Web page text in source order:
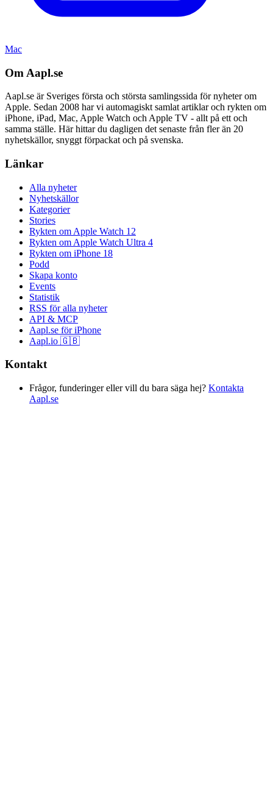
Mac
Om Aapl.se
Aapl.se är Sveriges första och största samlingssida för nyheter om
Apple. Sedan 2008 har vi automagiskt samlat artiklar och rykten om
iPhone, iPad, Mac, Apple Watch och Apple TV - allt på ett och
samma ställe. Här hittar du dagligen det senaste från fler än 20
nyhetskällor, snyggt förpackat och på svenska.
Länkar
Alla nyheter
Nyhetskällor
Kategorier
Stories
Rykten om Apple Watch 12
Rykten om Apple Watch Ultra 4
Rykten om iPhone 18
Podd
Skapa konto
Events
Statistik
RSS för alla nyheter
API & MCP
Aapl.se för iPhone
Aapl.io 🇬🇧
Kontakt
Frågor, funderinger eller vill du bara säga hej? Kontakta
Aapl.se